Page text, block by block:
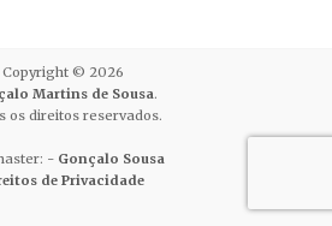
Copyright © 2026
Martins de Sousa.
os direitos reservados.
- Gonçalo Sousa
de Privacidade